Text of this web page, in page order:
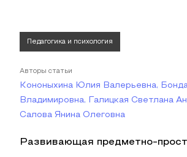
Педагогика и психология
Авторы статьи
Кононыхина Юлия Валерьевна,
Владимировна, Галицкая Светлана
Салова Янина Олеговна
Развивающая предметно-